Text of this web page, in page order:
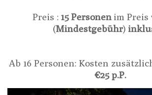
Preis : 15 Personen im Preis
(Mindestgebühr)
Ab 16 Personen: Kosten
€25 p.P.